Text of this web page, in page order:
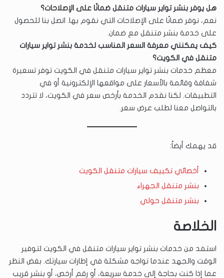
هل يوفر بنشر تواير سيارات متنقل ضمانًا على الإصلاحات؟
نعم، نوفر ضمانًا على الإصلاحات التي نقوم بها. اتصل بنا للحصول
على خدمة بنشر متنقل مع ضمان.
كيف يمكنني معرفة السعر المناسب لخدمة بنشر تواير سيارات
متنقل في الكويت؟
معظم خدمات بنشر تواير سيارات متنقل في الكويت توفر تسعيرة
شفافة وقائمة بالأسعار على مواقعها الإلكترونية أو في
التطبيقات. لكنا نقدم الخدمة بأرخص سعر في الكويت، لا تتردد
بالتواصل معنا لطلب عرض سعر.
قد يهمك أيضاً:
أخصائي تكييف سيارات متنقل الكويت
بنشر متنقل الجهراء
بنشر متنقل حولي
الخلاصة
استفد من خدمات بنشر تواير سيارات متنقل في الكويت لتوفير
الوقت والجهد عندما تواجه مشكلة في إطارات سيارتك. بغض النظر
عما إذا كنت بحاجة إلى خدمة سريعة، أو رقم أرخص، أو بنشر قريب